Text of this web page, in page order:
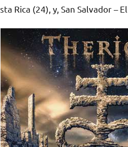
Rica (24), y, San Salvador –